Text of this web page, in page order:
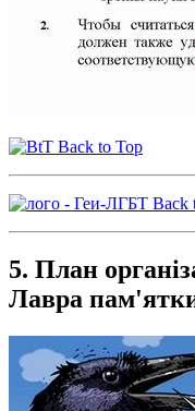
Back to Top
Back
5. План
Лавра